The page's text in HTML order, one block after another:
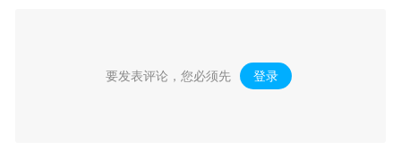
要发表评论，您必须先 登录 。